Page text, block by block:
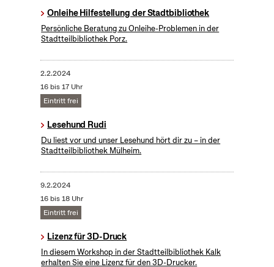
Onleihe Hilfestellung der Stadtbibliothek
Persönliche Beratung zu Onleihe-Problemen in der
Stadtteilbibliothek Porz.
2.2.2024
16 bis 17 Uhr
Eintritt frei
Lesehund Rudi
Du liest vor und unser Lesehund hört dir zu – in der
Stadtteilbibliothek Mülheim.
9.2.2024
16 bis 18 Uhr
Eintritt frei
Lizenz für 3D-Druck
In diesem Workshop in der Stadtteilbibliothek Kalk
erhalten Sie eine Lizenz für den 3D-Drucker.